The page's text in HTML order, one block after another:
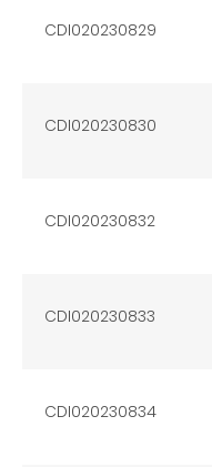
CDI020230829
CDI020230830
CDI020230832
CDI020230833
CDI020230834